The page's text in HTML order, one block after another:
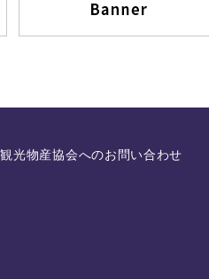
光物産協会へのお問い合わせ